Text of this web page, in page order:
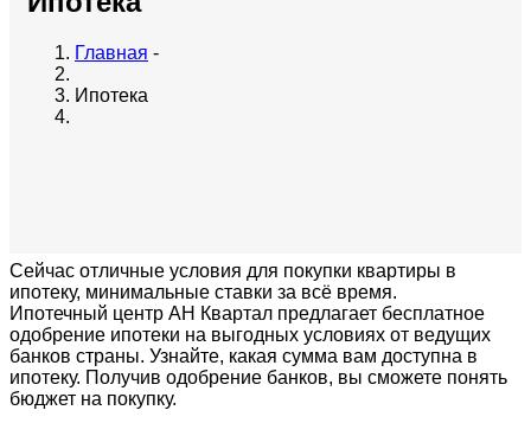
Главная -
Ипотека
Сейчас отличные условия для покупки квартиры в
ипотеку, минимальные ставки за всё время.
Ипотечный центр АН Квартал предлагает бесплатное
одобрение ипотеки на выгодных условиях от ведущих
банков страны. Узнайте, какая сумма вам доступна в
ипотеку. Получив одобрение банков, вы сможете понять
бюджет на покупку.